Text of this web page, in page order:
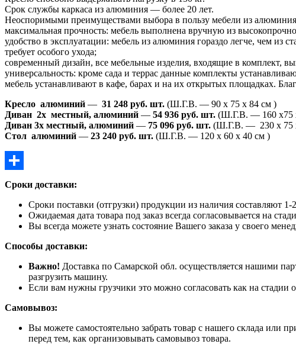
Срок службы каркаса из алюминия — более 20 лет.
Неоспоримыми преимуществами выбора в пользу мебели из
максимальная прочность: мебель выполнена вручную из
удобство в эксплуатации: мебель из алюминия гораздо легче, чем
требует особого ухода;
современный дизайн, все мебельные изделия, входящие в комплект,
универсальность: кроме сада и террас данные комплекты
мебель устанавливают в кафе, барах и на их открытых площадках.
Кресло алюминий — 31 248 руб. шт. (Ш.Г.В. — 90 х 75 х 84 см )
Диван 2х местный, алюминий — 54 936 руб. шт. (Ш.Г.В. — 160 х75
Диван 3х местный, алюминий — 75 096 руб. шт. (Ш.Г.В. — 230 х 75
Стол алюминий — 23 240 руб. шт. (Ш.Г.В. — 120 х 60 х 40 см )
Отправить
Сроки доставки:
Сроки поставки (отгрузки) продукции из наличия составляют 1-
Ожидаемая дата товара под заказ всегда согласовывается на
Вы всегда можете узнать состояние Вашего заказа у своего
Способы доставки:
Важно! Доставка по Самарской обл. осуществляется нашими
разгрузить машину.
Если вам нужны грузчики это можно согласовать как на стадии
Самовывоз:
Вы можете самостоятельно забрать товар с нашего склада или
перед тем, как организовывать самовывоз товара.